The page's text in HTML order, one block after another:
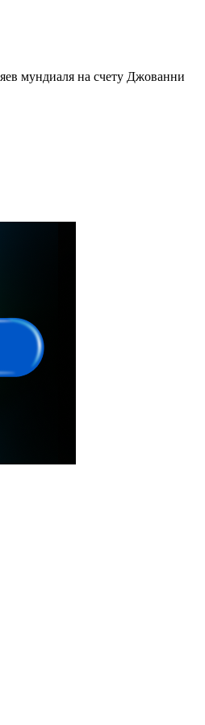
мундиаля на счету Джованни